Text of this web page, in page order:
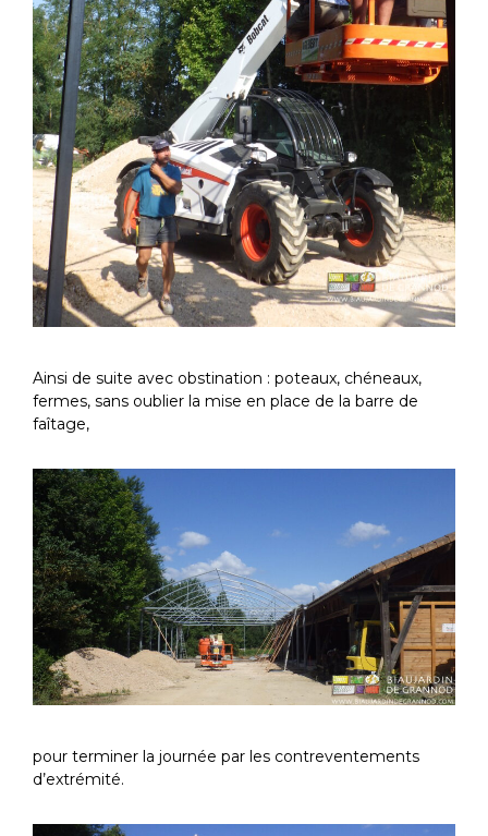
Ainsi de suite avec obstination : poteaux, chéneaux,
fermes, sans oublier la mise en place de la barre de
faîtage,
pour terminer la journée par les contreventements
d’extrémité.